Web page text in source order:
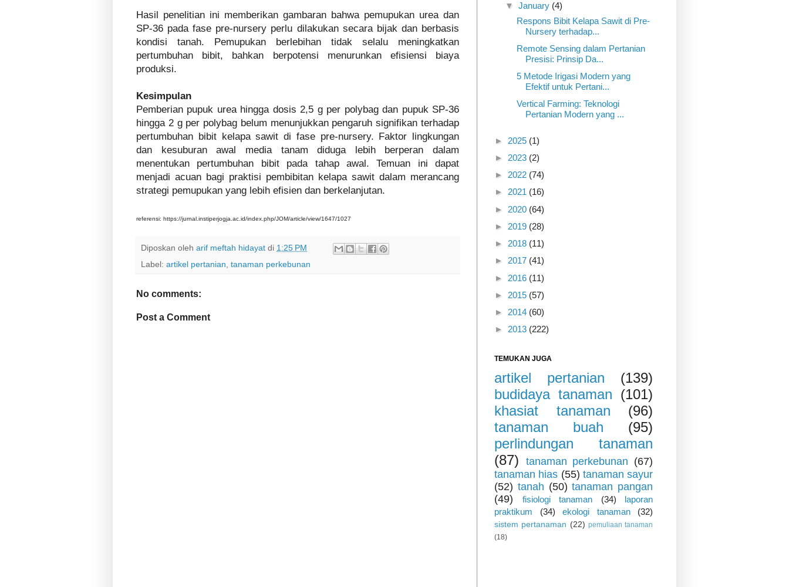
Hasil penelitian ini memberikan gambaran bahwa pemupukan urea dan
SP-36 pada fase pre-nursery perlu dilakukan secara bijak dan berbasis
kondisi tanah. Pemupukan berlebihan tidak selalu meningkatkan
pertumbuhan bibit, bahkan berpotensi menurunkan efisiensi biaya
produksi.
Kesimpulan
Pemberian pupuk urea hingga dosis 2,5 g per polybag dan pupuk SP-36
hingga 2 g per polybag belum menunjukkan pengaruh signifikan terhadap
pertumbuhan bibit kelapa sawit di fase pre-nursery. Faktor lingkungan
dan kesuburan awal media tanam diduga lebih berperan dalam
menentukan pertumbuhan bibit pada tahap awal. Temuan ini dapat
menjadi acuan bagi praktisi pembibitan kelapa sawit dalam merancang
strategi pemupukan yang lebih efisien dan berkelanjutan.
referensi: https://jurnal.instiperjogja.ac.id/index.php/JOM/article/view/1647/1027
Diposkan oleh arif meftah hidayat di 1:25 PM
Label: artikel pertanian tanaman perkebunan
No comments:
Post a Comment
▼ January (4)
Respons Bibit Kelapa Sawit di Pre-
Nursery terhadap...
Remote Sensing dalam Pertanian
Presisi: Prinsip Da...
5 Metode Irigasi Modern yang
Efektif untuk Pertani...
Vertical Farming: Teknologi
Pertanian Modern yang ...
► 2025 (1)
► 2023 (2)
► 2022 (74)
► 2021 (16)
► 2020 (64)
► 2019 (28)
► 2018 (11)
► 2017 (41)
► 2016 (11)
► 2015 (57)
► 2014 (60)
► 2013 (222)
TEMUKAN JUGA
artikel pertanian
(139)
budidaya tanaman (101)
khasiat tanaman
(96)
tanaman buah
(95)
perlindungan tanaman
(87)
tanaman perkebunan (67)
tanaman hias (55) tanaman sayur
(52) tanah (50) tanaman pangan
(49)
fisiologi tanaman (34)
laporan
praktikum
(34) ekologi tanaman (32)
sistem pertanaman (22) pemuliaan tanaman
(18)